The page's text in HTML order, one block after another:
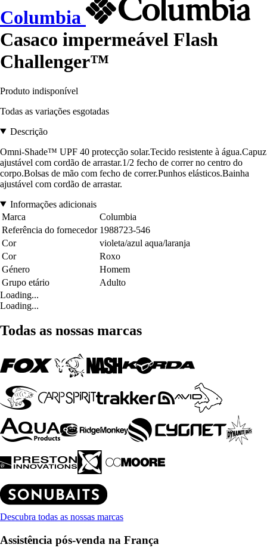
Columbia
Casaco impermeável Flash
Challenger™
Produto indisponível
Todas as variações esgotadas
Descrição
Omni-Shade™ UPF 40 protecção solar.Tecido resistente à água.Capuz
ajustável com cordão de arrastar.1/2 fecho de correr no centro do
corpo.Bolsas de mão com fecho de correr.Punhos elásticos.Bainha
ajustável com cordão de arrastar.
Informações adicionais
Marca
Columbia
Referência do fornecedor 1988723-546
Cor
violeta/azul aqua/laranja
Cor
Roxo
Género
Homem
Grupo etário
Adulto
Loading...
Loading...
Todas as nossas marcas
Descubra todas as nossas marcas
Assistência pós-venda na França